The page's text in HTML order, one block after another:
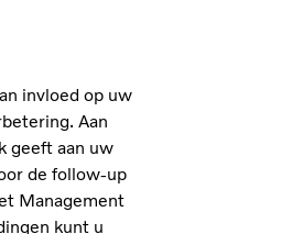
invloed op uw
Aan
geeft aan uw
de follow-up
Management
kunt u